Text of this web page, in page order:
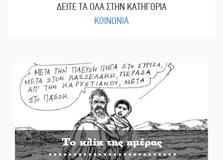
ΔΕΙΤΕ ΤΑ ΟΛΑ ΣΤΗΝ ΚΑΤΗΓΟΡΙΑ
ΚΟΙΝΩΝΙΑ
Το κλίκ της ημέρας